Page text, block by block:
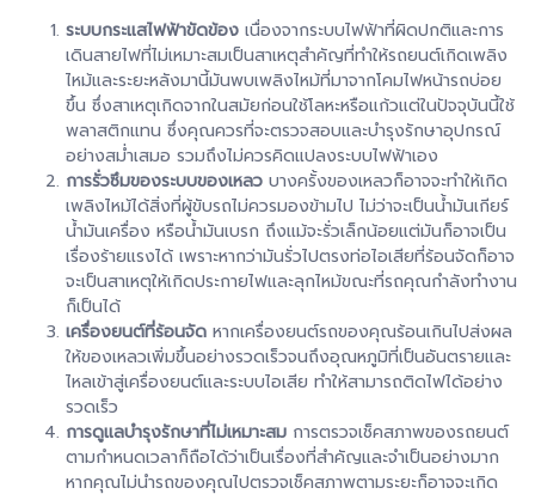
ระบบกระแสไฟฟ้าขัดข้อง เนื่องจากระบบไฟฟ้าที่ผิดปกติและการ
เดินสายไฟที่ไม่เหมาะสมเป็นสาเหตุสำคัญที่ทำให้รถยนต์เกิดเพลิง
ไหม้และระยะหลังมานี้มันพบเพลิงไหม้ที่มาจากโคมไฟหน้ารถบ่อย
ขึ้น ซึ่งสาเหตุเกิดจากในสมัยก่อนใช้โลหะหรือแก้วแต่ในปัจจุบันนี้ใช้
พลาสติกแทน ซึ่งคุณควรที่จะตรวจสอบและบำรุงรักษาอุปกรณ์
อย่างสม่ำเสมอ รวมถึงไม่ควรคิดแปลงระบบไฟฟ้าเอง
การรั่วซึมของระบบของเหลว บางครั้งของเหลวก็อาจจะทำให้เกิด
เพลิงไหม้ได้สิ่งที่ผู้ขับรถไม่ควรมองข้ามไป ไม่ว่าจะเป็นน้ำมันเกียร์
น้ำมันเครื่อง หรือน้ำมันเบรก ถึงแม้จะรั่วเล็กน้อยแต่มันก็อาจเป็น
เรื่องร้ายแรงได้ เพราะหากว่ามันรั่วไปตรงท่อไอเสียที่ร้อนจัดก็อาจ
จะเป็นสาเหตุให้เกิดประกายไฟและลุกไหม้ขณะที่รถคุณกำลังทำงาน
ก็เป็นได้
เครื่องยนต์ที่ร้อนจัด หากเครื่องยนต์รถของคุณร้อนเกินไปส่งผล
ให้ของเหลวเพิ่มขึ้นอย่างรวดเร็วจนถึงอุณหภูมิที่เป็นอันตรายและ
ไหลเข้าสู่เครื่องยนต์และระบบไอเสีย ทำให้สามารถติดไฟได้อย่าง
รวดเร็ว
การดูแลบำรุงรักษาที่ไม่เหมาะสม การตรวจเช็คสภาพของรถยนต์
ตามกำหนดเวลาก็ถือได้ว่าเป็นเรื่องที่สำคัญและจำเป็นอย่างมาก
หากคุณไม่นำรถของคุณไปตรวจเช็คสภาพตามระยะก็อาจจะเกิด